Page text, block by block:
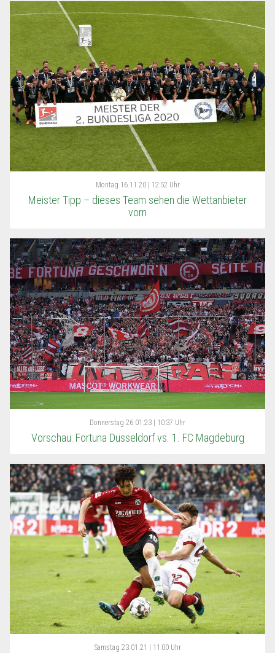
Montag 16.11.20 | 12:52 Uhr
Meister Tipp – dieses Team sehen die Wettanbieter
vorn
Donnerstag 26.01.23 | 10:37 Uhr
Vorschau: Fortuna Düsseldorf vs. 1. FC Magdeburg
Samstag 23.01.21 | 11:00 Uhr